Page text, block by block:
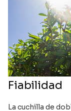
Fiabilidad
La cuchilla de